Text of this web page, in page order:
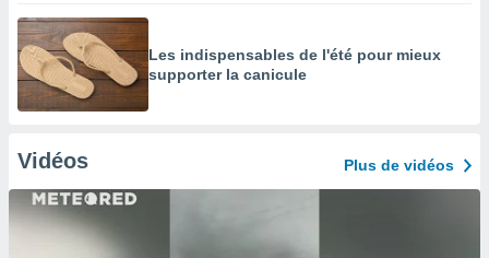
Les indispensables de l'été pour mieux
supporter la canicule
Vidéos Plus de vidéos